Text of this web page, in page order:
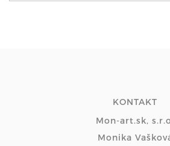
KONTAKT
Mon-art.sk,
Monika